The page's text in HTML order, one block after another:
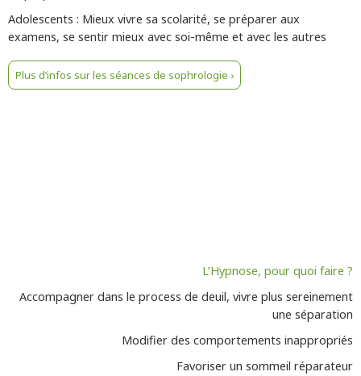
Adolescents : Mieux vivre sa scolarité, se préparer aux
examens, se sentir mieux avec soi-même et avec les autres
Plus d’infos sur les séances de sophrologie ›
L’Hypnose, pour quoi faire ?
Accompagner dans le process de deuil, vivre plus sereinement
une séparation
Modifier des comportements inappropriés
Favoriser un sommeil réparateur